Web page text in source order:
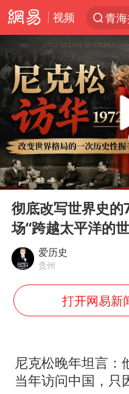
视频
青
U17
我
台
看守
多
台风
宇
首次
Play
00:00
彻底改写世界史
场“跨越太平洋的
爱历史
贵州
打开网易新
尼克松晚年坦言：
当年访问中国，只